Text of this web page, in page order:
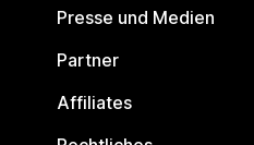
Presse und Medien
Partner
Affiliates